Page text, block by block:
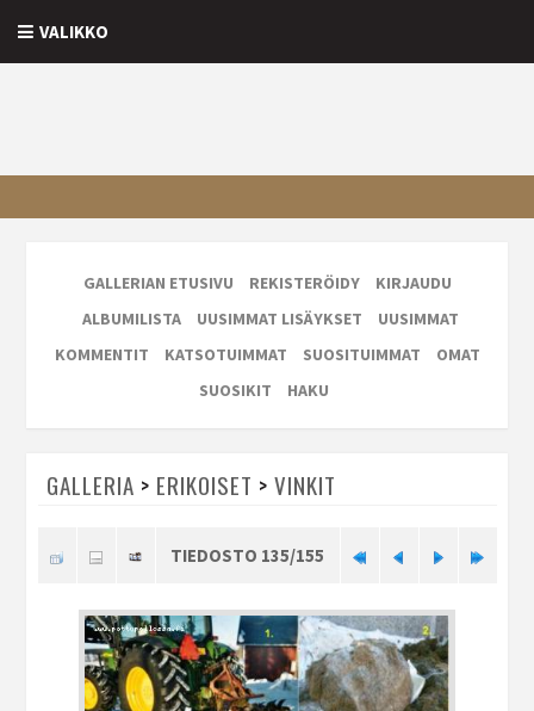
VALIKKO
GALLERIAN ETUSIVU REKISTERÖIDY
KIRJAUDU
ALBUMILISTA
UUSIMMAT LISÄYKSET
UUSIMMAT
KOMMENTIT
KATSOTUIMMAT SUOSITUIMMAT
OMAT
SUOSIKIT
HAKU
GALLERIA > ERIKOISET > VINKIT
TIEDOSTO 135/155